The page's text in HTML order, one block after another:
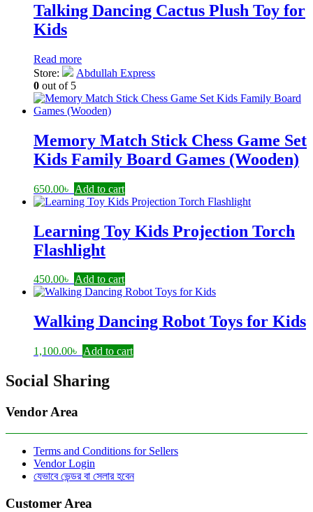
Talking Dancing Cactus Plush Toy for
Kids
Read more
Store:
Abdullah Express
0 out of 5
Memory Match Stick Chess Game Set
Kids Family Board Games (Wooden)
650.00৳ Add to cart
Learning Toy Kids Projection Torch
Flashlight
450.00৳ Add to cart
Walking Dancing Robot Toys for Kids
1,100.00৳ Add to cart
Social Sharing
Vendor Area
Terms and Conditions for Sellers
Vendor Login
যেভাবে ভেন্ডর বা সেলার হবেন
Customer Area